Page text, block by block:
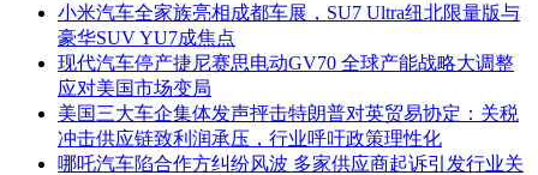
小米汽车全家族亮相成都车展，SU7 Ultra纽北限量版与
豪华SUV YU7成焦点
现代汽车停产捷尼赛思电动GV70 全球产能战略大调整
应对美国市场变局
美国三大车企集体发声抨击特朗普对英贸易协定：关税
冲击供应链致利润承压，行业呼吁政策理性化
哪吒汽车陷合作方纠纷风波 多家供应商起诉引发行业关